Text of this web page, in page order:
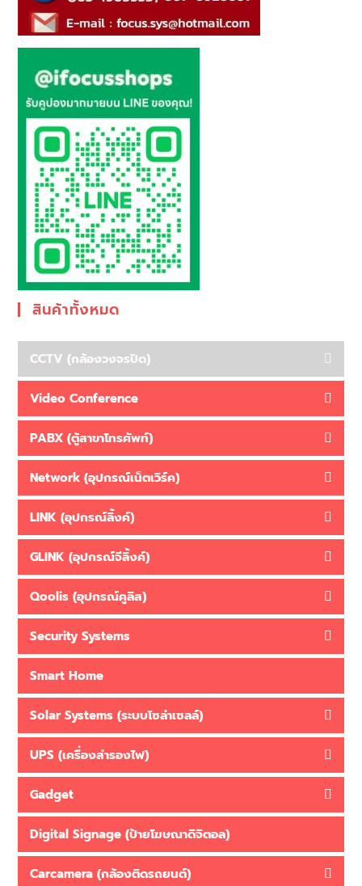
สินค้าทั้งหมด
CCTV (กล้องวงจรปิด)
Video Conference
PABX (ตู้สาขาโทรศัพท์)
Network (อุปกรณ์เน็ตเวิร์ค)
LINK (อุปกรณ์ลิ้งค์)
GLINK (อุปกรณ์จีลิ้งค์)
Qoolis (อุปกรณ์คูลิส)
Security Systems
Smart Home
Solar Systems (ระบบโซล่าเซลล์)
UPS (เครื่องสำรองไฟ)
Gadget
Digital Signage (ป้ายโฆษณาดิจิตอล)
Carcamera (กล้องติดรถยนต์)